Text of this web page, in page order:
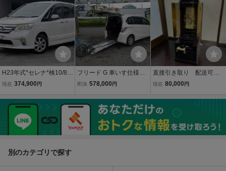
ジTV ETC 純HDDナビ 純
15AW 福祉車両
タイ
H23年式*セレナ*検10/8迄
*7万km台!*スマートキー*
ディオ*ワンセグTV*DVD*
CD*ETC*クルコン*純正A
W*110622
現在 374,900 円
フリード G 車いす仕様車
車検2年付き スロープ ウ
パワスラ 純正HDDナビ B
カメラ 福祉車両
即決 578,000 円
直接引き取り 配送可
逸品 創明桜 本金箔
蒔絵 黒檀調 観音開き
金仏壇 仏具 仏壇 高級
現在 80,000 円
別のカテゴリで探す